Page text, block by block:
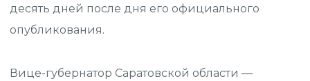
десять дней после дня его официального
опубликования.
Вице-губернатор Саратовской области —